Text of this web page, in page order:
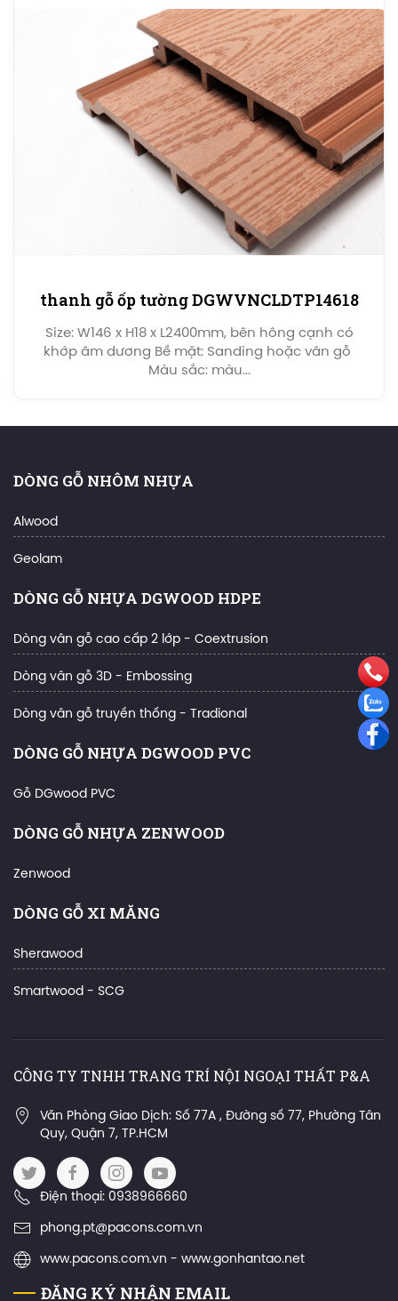
thanh gỗ ốp tường DGWVNCLDTP14618
Size: W146 x H18 x L2400mm, bên hông cạnh có
khớp âm dương Bề mặt: Sanding hoặc vân gỗ
Màu sắc: màu...
DÒNG GỖ NHÔM NHỰA
Alwood
Geolam
DÒNG GỖ NHỰA DGWOOD HDPE
Dòng vân gỗ cao cấp 2 lớp - Coextrusion
Dòng vân gỗ 3D - Embossing
Dòng vân gỗ truyền thống - Tradional
DÒNG GỖ NHỰA DGWOOD PVC
Gỗ DGwood PVC
DÒNG GỖ NHỰA ZENWOOD
Zenwood
DÒNG GỖ XI MĂNG
Sherawood
Smartwood - SCG
CÔNG TY TNHH TRANG TRÍ NỘI NGOẠI THẤT P&A
Văn Phòng Giao Dịch: Số 77A , Đường số 77, Phường Tân
Quy, Quận 7, TP.HCM
Điện thoại: 0938966660
phong.pt@pacons.com.vn
www.pacons.com.vn - www.gonhantao.net
ĐĂNG KÝ NHẬN EMAIL